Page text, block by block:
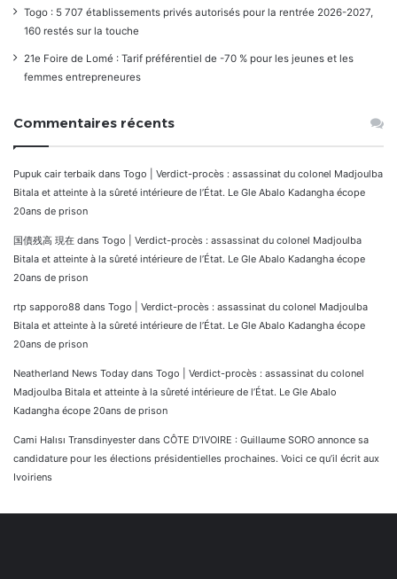
Togo : 5 707 établissements privés autorisés pour la rentrée 2026-2027,
160 restés sur la touche
21e Foire de Lomé : Tarif préférentiel de -70 % pour les jeunes et les
femmes entrepreneures
Commentaires récents
Pupuk cair terbaik dans Togo | Verdict-procès : assassinat du colonel Madjoulba
Bitala et atteinte à la sûreté intérieure de l’État. Le Gle Abalo Kadangha écope
20ans de prison
国債残高 現在 dans Togo | Verdict-procès : assassinat du colonel Madjoulba
Bitala et atteinte à la sûreté intérieure de l’État. Le Gle Abalo Kadangha écope
20ans de prison
rtp sapporo88 dans Togo | Verdict-procès : assassinat du colonel Madjoulba
Bitala et atteinte à la sûreté intérieure de l’État. Le Gle Abalo Kadangha écope
20ans de prison
Neatherland News Today dans Togo | Verdict-procès : assassinat du colonel
Madjoulba Bitala et atteinte à la sûreté intérieure de l’État. Le Gle Abalo
Kadangha écope 20ans de prison
Cami Halısı Transdinyester dans CÔTE D’IVOIRE : Guillaume SORO annonce sa
candidature pour les élections présidentielles prochaines. Voici ce qu’il écrit aux
Ivoiriens